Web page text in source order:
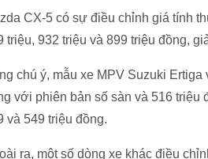
CX-5 có sự điều chỉnh giá tính
triệu, 932 triệu và 899 triệu đồng,
chú ý, mẫu xe MPV Suzuki
với phiên bản số sàn và 516
và 549 triệu đồng.
ra, một số dòng xe khác điều